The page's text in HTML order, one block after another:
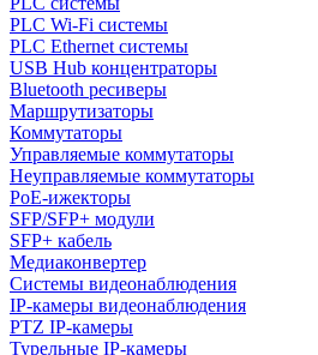
PLC Wi-Fi системы
PLC Ethernet системы
USB Hub концентраторы
Bluetooth ресиверы
Маршрутизаторы
Коммутаторы
Управляемые коммутаторы
Неуправляемые коммутаторы
PoE-ижекторы
SFP/SFP+ модули
SFP+ кабель
Медиаконвертер
Системы видеонаблюдения
IP-камеры видеонаблюдения
PTZ IP-камеры
Турельные IP-камеры